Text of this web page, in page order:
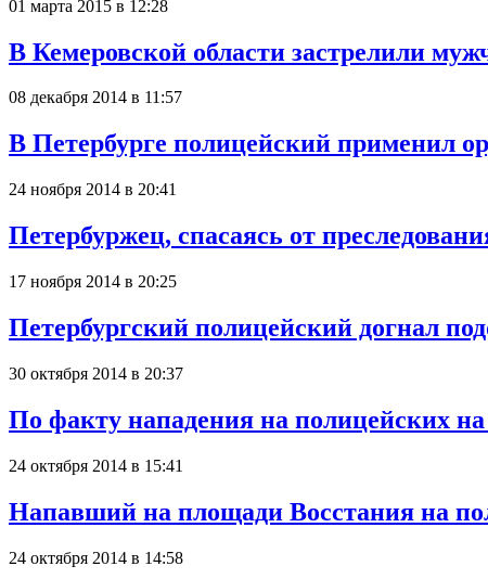
01 марта 2015 в 12:28
В Кемеровской области застрелили
08 декабря 2014 в 11:57
В Петербурге полицейский применил
24 ноября 2014 в 20:41
Петербуржец, спасаясь от
17 ноября 2014 в 20:25
Петербургский полицейский догнал
30 октября 2014 в 20:37
По факту нападения на полицейских
24 октября 2014 в 15:41
Напавший на площади Восстания на
24 октября 2014 в 14:58